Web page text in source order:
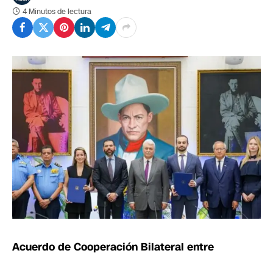
4 Minutos de lectura
Acuerdo de Cooperación Bilateral entre